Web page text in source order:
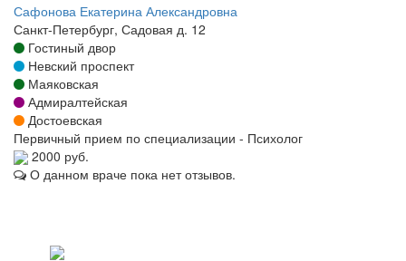
Сафонова Екатерина Александровна
Санкт-Петербург, Садовая д. 12
Гостиный двор
Невский проспект
Маяковская
Адмиралтейская
Достоевская
Первичный прием по специализации - Психолог
2000 руб.
О данном враче пока нет отзывов.